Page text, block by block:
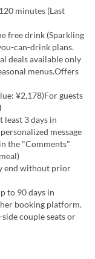
minutes (Last
free drink (Sparkling
can-drink plans.
deals available only
menus.Offers
¥2,178)For guests
least 3 days in
message
the "Comments"
end without prior
to 90 days in
booking platform.
couple seats or